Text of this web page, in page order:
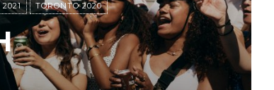
2021 TORONTO 2020